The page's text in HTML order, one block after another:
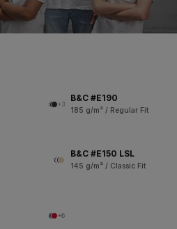
+3
B&C #E190
185 g/m² / Regular Fit
B&C #E150 LSL
145 g/m² / Classic Fit
+6